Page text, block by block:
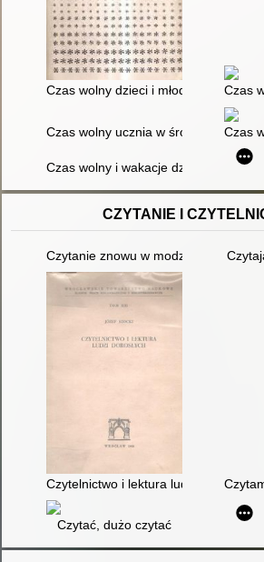
Czas wolny dzieci i młodzieży wCzas
Czas wolny ucznia w środowiskuCzas
Czas wolny i wakacje dzieci
CZYTANIE I
Czytanie znowu w modzie : książka
Czytelnictwo i lektura ludzi dorosłych
Czytać, dużo czytać